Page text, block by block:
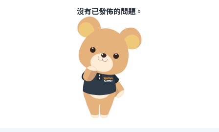
沒有已發佈的問題。